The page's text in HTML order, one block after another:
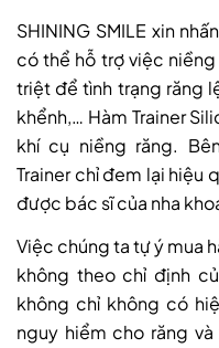
SHINING SMILE xin
có thể hỗ trợ việc
triệt để tình trạng răng
khểnh,… Hàm Trainer
khí cụ niềng răng.
Trainer chỉ đem lại hiệu
được bác sĩ của nha
Việc chúng ta tự ý mua
không theo chỉ định
không chỉ không có
nguy hiểm cho răng